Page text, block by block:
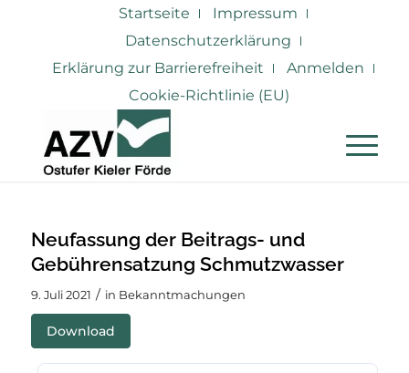
Startseite
Impressum
Datenschutzerklärung
Erklärung zur Barrierefreiheit
Anmelden
Cookie-Richtlinie (EU)
Neufassung der Beitrags- und
Gebührensatzung Schmutzwasser
9. Juli 2021 / in Bekanntmachungen
Download